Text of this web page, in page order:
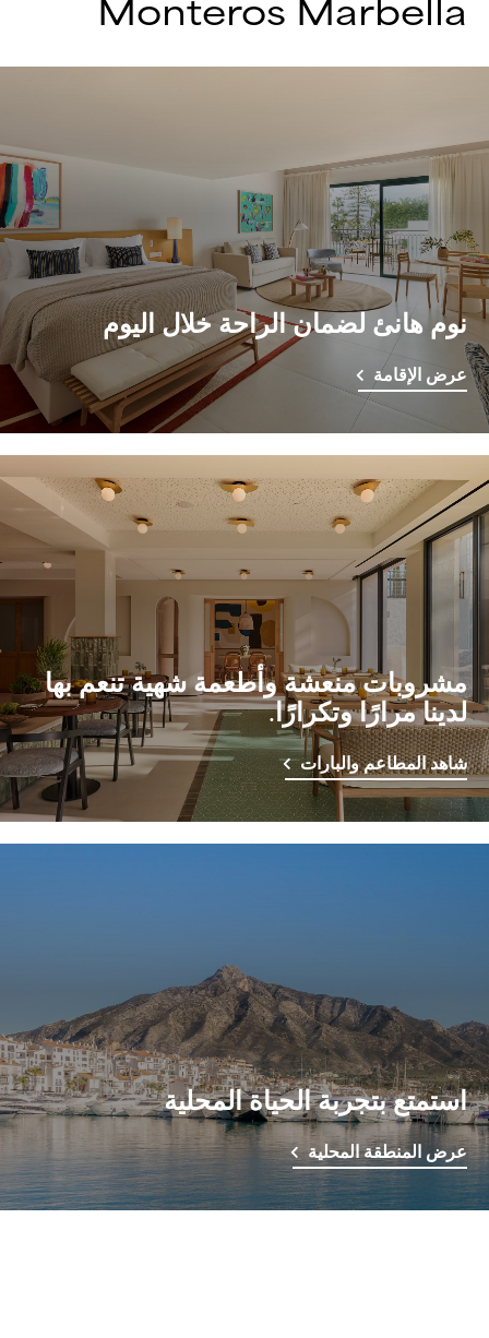
Monteros Marbella
نوم هانئ لضمان الراحة خلال اليوم
عرض الإقامة
مشروبات منعشة وأطعمة شهية تنعم بها
لدينا مرارًا وتكرارًا.
شاهد المطاعم والبارات
استمتع بتجربة الحياة المحلية
عرض المنطقة المحلية